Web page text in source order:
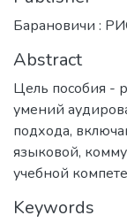
Барановичи :
Abstract
Цель пособия -
умений
подхода,
языковой,
учебной
Keywords